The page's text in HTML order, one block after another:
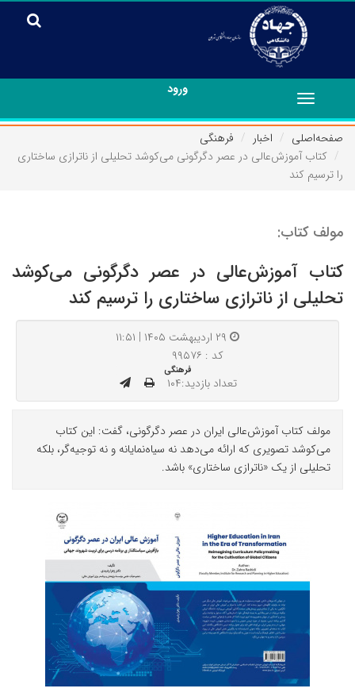
ورود
Toggle
navigation
صفحه‌اصلی
اخبار
فرهنگی
کتاب آموزش‌عالی در عصر دگرگونی می‌کوشد تحلیلی از ناترازی ساختاری
را ترسیم کند
مولف کتاب:
کتاب آموزش‌عالی در عصر دگرگونی می‌کوشد
تحلیلی از ناترازی ساختاری را ترسیم کند
کد : ۹۹۵۷۶
فرهنگی
تعداد بازدید:۱۰۴
مولف کتاب آموزش‌عالی ایران در عصر دگرگونی، گفت: این کتاب
می‌کوشد تصویری که ارائه می‌دهد نه سیاه‌نمایانه و نه توجیه‌گر، بلکه
تحلیلی از یک «ناترازی ساختاری» باشد.